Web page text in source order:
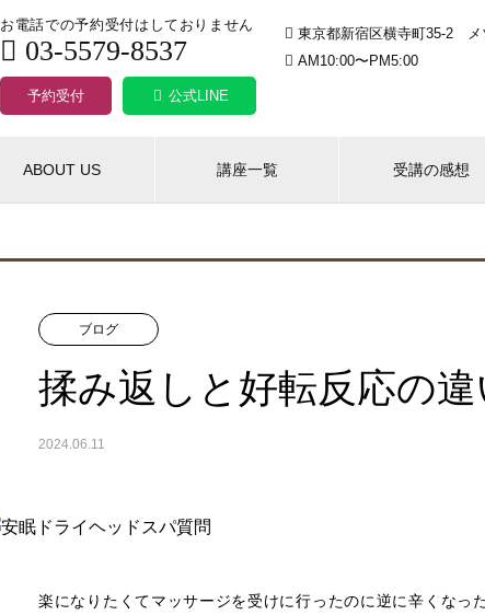
お電話での予約受付はしておりません
03-5579-8537
東京都新宿区横寺町35-2 メ
AM10:00〜PM5:00
予約受付 公式LINE
ABOUT US 講座一覧 受講の感想
ブログ
揉み返しと好転反応の
2024.06.11
楽になりたくてマッサージを受けに行ったのに逆に辛くなっ